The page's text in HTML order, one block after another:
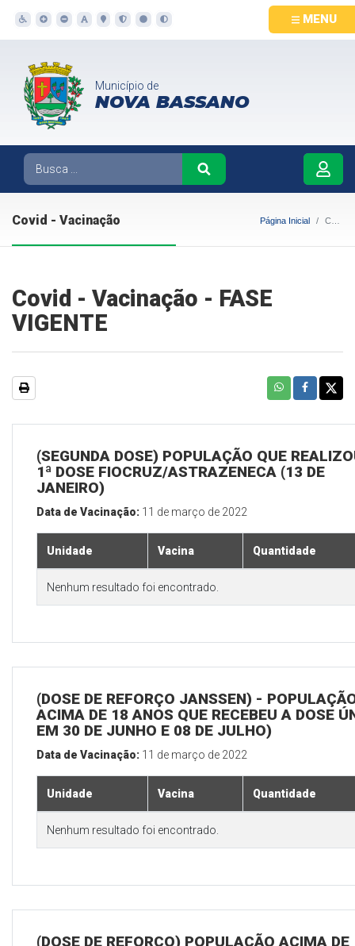
MENU
Município de
NOVA BASSANO
Covid - Vacinação Página Inicial Covid - Vacinação
Covid - Vacinação - FASE
VIGENTE
(SEGUNDA DOSE) POPULAÇÃO QUE
1ª DOSE FIOCRUZ/ASTRAZENECA (13 DE
JANEIRO)
Data de Vacinação: 11 de março de 2022
Unidade Vacina Quantidade
Nenhum resultado foi encontrado.
(DOSE DE REFORÇO JANSSEN) -
ACIMA DE 18 ANOS QUE RECEBEU A DOSE
EM 30 DE JUNHO E 08 DE JULHO)
Data de Vacinação: 11 de março de 2022
Unidade Vacina Quantidade
Nenhum resultado foi encontrado.
(DOSE DE REFORÇO) POPULAÇÃO ACIMA DE